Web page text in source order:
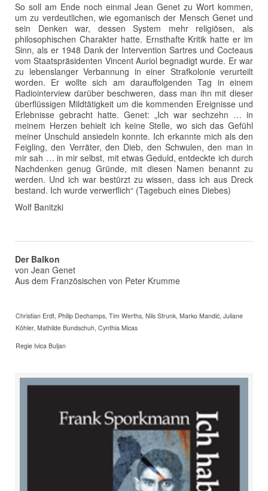
So soll am Ende noch einmal Jean Genet zu Wort kommen,
um zu verdeutlichen, wie egomanisch der Mensch Genet und
sein Denken war, dessen System mehr religiösen, als
philosophischen Charakter hatte. Ernsthafte Kritik hatte er im
Sinn, als er 1948 Dank der Intervention Sartres und Cocteaus
vom Staatspräsidenten Vincent Auriol begnadigt wurde. Er war
zu lebenslanger Verbannung in einer Strafkolonie verurteilt
worden. Er wollte sich am darauffolgenden Tag in einem
Radiointerview darüber beschweren, dass man ihn mit dieser
überflüssigen Mildtätigkeit um die kommenden Ereignisse und
Erlebnisse gebracht hatte. Genet: „Ich war sechzehn … in
meinem Herzen behielt ich keine Stelle, wo sich das Gefühl
meiner Unschuld ansiedeln konnte. Ich erkannte mich als den
Feigling, den Verräter, den Dieb, den Schwulen, den man in
mir sah … in mir selbst, mit etwas Geduld, entdeckte ich durch
Nachdenken genug Gründe, mit diesen Namen benannt zu
werden. Und ich war bestürzt zu wissen, dass ich aus Dreck
bestand. Ich wurde verwerflich“ (Tagebuch eines Diebes)
Wolf Banitzki
Der Balkon
von Jean Genet
Aus dem Französischen von Peter Krumme
Christian Erdt, Philip Dechamps, Tim Werths, Nils Strunk, Marko Mandić, Juliane
Köhler, Mathilde Bundschuh, Cynthia Micas
Regie Ivica Buljan